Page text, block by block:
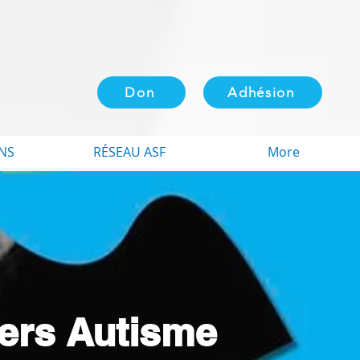
Don
RÉSEAU ASF More
Autisme
Adhésion